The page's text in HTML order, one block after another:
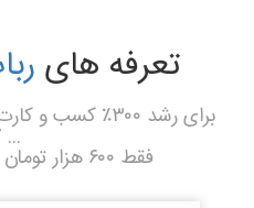
تعرفه های
برای رشد ۳۰۰٪
...
فقط ۶۰۰ هزار تومان برای یک سال !!!!!